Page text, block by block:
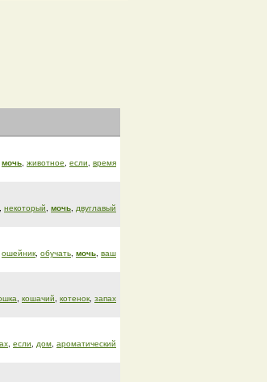
мочь, животное, если, время
, некоторый, мочь, двуглавый
ошейник, обучать, мочь, ваш
, кошачий, котенок, запах
, если, дом, ароматический